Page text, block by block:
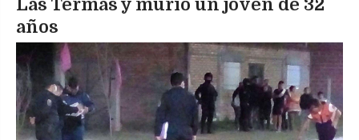
Las Termas y murió un joven de 32
años